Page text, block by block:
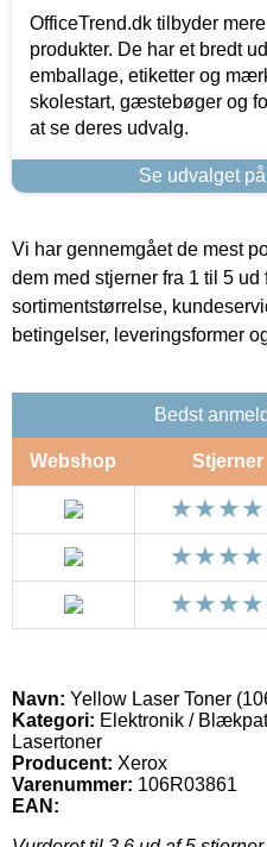
OfficeTrend.dk tilbyder
produkter. De har et bredt
emballage, etiketter og
skolestart, gæstebøger og
at se deres udvalg.
Se udvalget
Vi har gennemgået de mest
dem med stjerner fra 1 til 5
sortimentstørrelse,
betingelser, leveringsformer
Bedst
Webshop Stjerner
Navn: Yellow Laser Toner
Kategori: Elektronik /
Lasertoner
Producent: Xerox
Varenummer: 106R03861
EAN: